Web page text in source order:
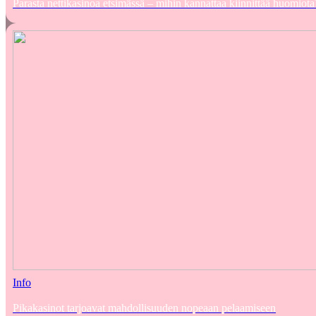
Parasta nettikasinoa etsimässä – mihin kannattaa kiinnittää
Info
Pikakasinot tarjoavat mahdollisuuden nopeaan pelaamiseen